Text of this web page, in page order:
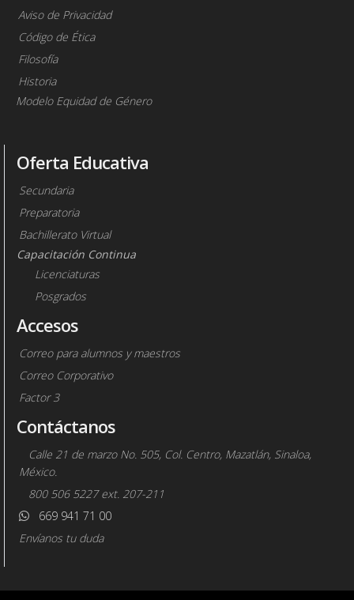
Aviso de Privacidad
Código de Ética
Filosofía
Historia
Modelo Equidad de Género
Oferta Educativa
Secundaria
Preparatoria
Bachillerato Virtual
Capacitación Continua
Licenciaturas
Posgrados
Accesos
Correo para alumnos y maestros
Correo Corporativo
Factor 3
Contáctanos
Calle 21 de marzo No. 505, Col. Centro, Mazatlán, Sinaloa,
México.
800 506 5227 ext. 207-211
669 941 71 00
Envíanos tu duda